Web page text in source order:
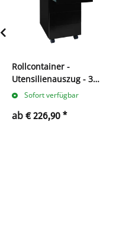
Rollcontainer -
Utensilienauszug - 3
Schubladen - Stahltop
Sofort verfügbar
ab € 226,90 *